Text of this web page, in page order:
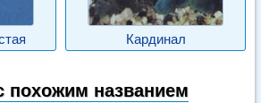
Кардинал
похожим названием